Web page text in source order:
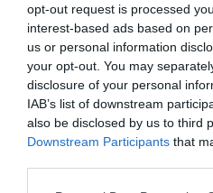
opt-out request is processed
interest-based ads based on
us or personal information
your opt-out. You may
disclosure of your personal
IAB’s list of downstream
also be disclosed by us to third
Downstream Participants that
cum se face sportul
Sportul și rolul